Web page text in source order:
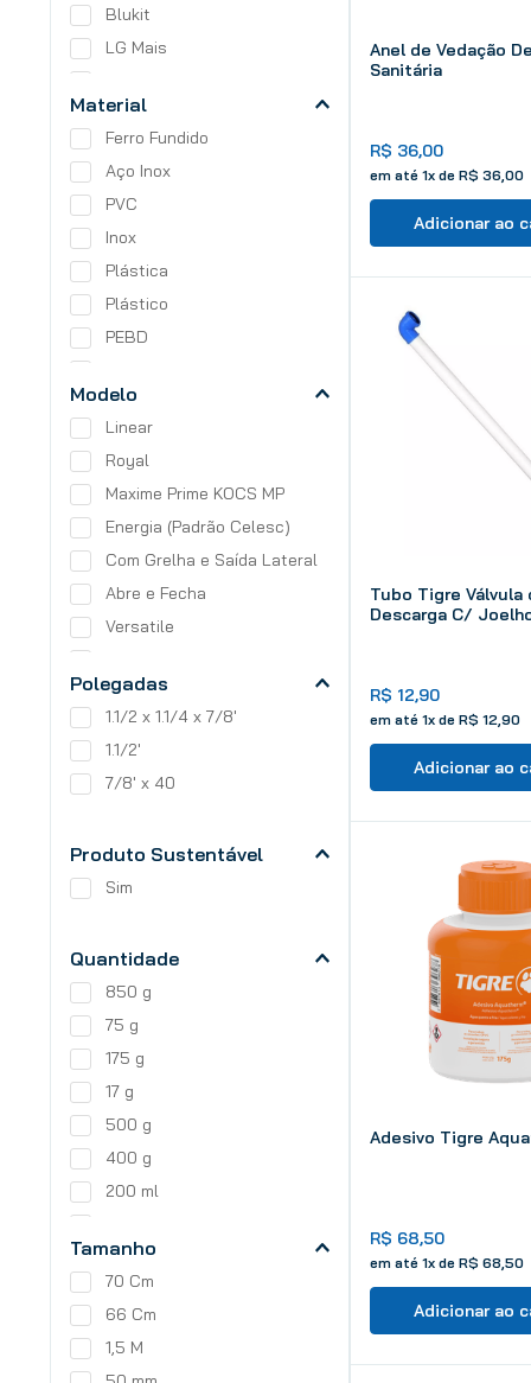
Blukit
LG Mais
Mantac
Durín
Material
Ferro Fundido
Aço Inox
PVC
Inox
Plástica
Plástico
PEBD
Concreto
Aço
Modelo
Linear
Royal
Maxime Prime KOCS MP
Energia (Padrão Celesc)
Com Grelha e Saída Lateral
Abre e Fecha
Versatile
Para Hidrômetro
Camboriú/Balneário
Entrada P/ Caixa Acoplada
9001 Master Flux Pro
Polegadas
1.1/2 x 1.1/4 x 7/8'
1.1/2'
7/8' x 40
Produto Sustentável
Sim
Quantidade
850 g
75 g
175 g
17 g
500 g
400 g
200 ml
110 g
1000 g
Tamanho
70 Cm
66 Cm
1,5 M
Anel de Vedação
Sanitária
R$ 36,00
em até 1x de R$ 36,00
Adicionar ao
Tubo Tigre Válvula
Descarga C/
R$ 12,90
em até 1x de R$ 12 90
Adicionar ao
Adesivo Tigre
R$ 68,50
em até 1x de R$ 68,50
Adicionar ao